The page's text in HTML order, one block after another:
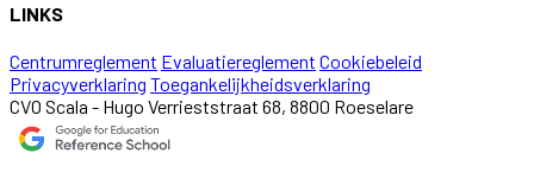
LINKS
Centrumreglement Evaluatiereglement Cookiebeleid
Privacyverklaring Toegankelijkheidsverklaring
CVO Scala - Hugo Verrieststraat 68, 8800 Roeselare